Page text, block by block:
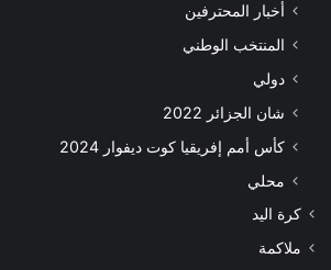
أخبار المحترفين
المنتخب الوطني
دولي
شان الجزائر 2022
كأس أمم إفريقيا كوت ديفوار 2024
محلي
كرة اليد
ملاكمة